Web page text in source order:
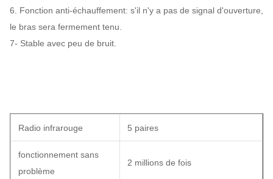
6. Fonction anti-échauffement: s'il n'y a pas de signal d'ouverture,
le bras sera fermement tenu.
7- Stable avec peu de bruit.
Radio infrarouge 5 paires
fonctionnement sans
problème
2 millions de fois